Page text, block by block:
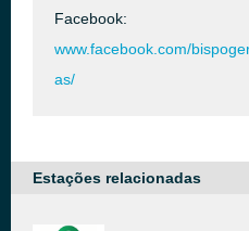
Facebook:
www.facebook.com/
as/
Estações relacionadas